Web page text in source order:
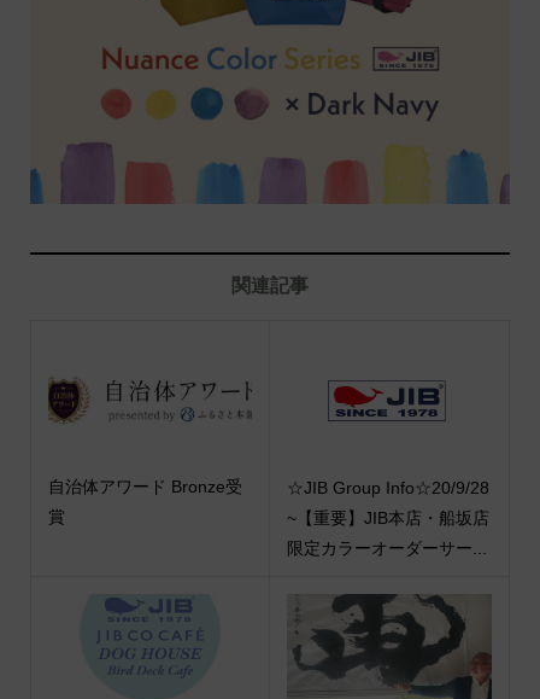
関連記事
自治体アワード Bronze受
賞
☆JIB Group Info☆20/9/28
~【重要】JIB本店・船坂店
限定カラーオーダーサー...